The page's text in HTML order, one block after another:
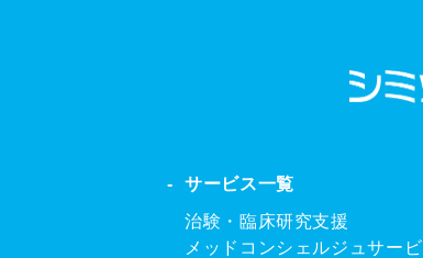
サービス一覧
治験・臨床研究支援
メッドコンシェルジュサービ